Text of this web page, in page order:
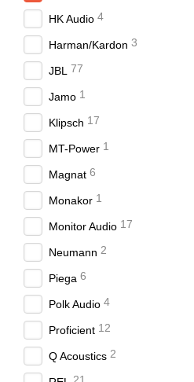
HK Audio 4
Harman/Kardon 3
JBL 77
Jamo 1
Klipsch 17
MT-Power 1
Magnat 6
Monakor 1
Monitor Audio 17
Neumann 2
Piega 6
Polk Audio 4
Proficient 12
Q Acoustics 2